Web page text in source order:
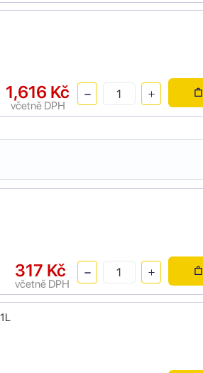
1,616 Kč
včetně DPH
317 Kč
včetně DPH